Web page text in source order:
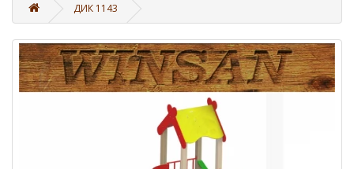
ДИК 1143